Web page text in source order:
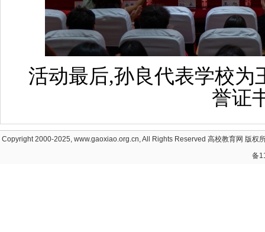
活动最后,孙良代表学校为
誉证
Copyright 2000-2025, www.gaoxiao.org.cn, All Rights Reserved 高校教育网 版权
备